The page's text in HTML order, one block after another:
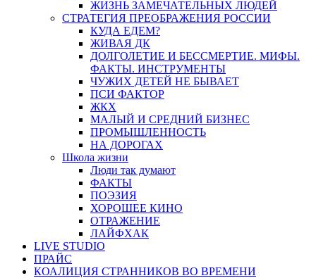
ЖИЗНЬ ЗАМЕЧАТЕЛЬНЫХ ЛЮДЕЙ
СТРАТЕГИЯ ПРЕОБРАЖЕНИЯ РОССИИ
КУДА ЕДЕМ?
ЖИВАЯ ДК
ДОЛГОЛЕТИЕ И БЕССМЕРТИЕ. МИФЫ.
ФАКТЫ. ИНСТРУМЕНТЫ
ЧУЖИХ ДЕТЕЙ НЕ БЫВАЕТ
ПСИ ФАКТОР
ЖКХ
МАЛЫЙ И СРЕДНИЙ БИЗНЕС
ПРОМЫШЛЕННОСТЬ
НА ДОРОГАХ
Школа жизни
Люди так думают
ФАКТЫ
ПОЭЗИЯ
ХОРОШЕЕ КИНО
ОТРАЖЕНИЕ
ЛАЙФХАК
LIVE STUDIO
ПРАЙС
КОАЛИЦИЯ СТРАННИКОВ ВО ВРЕМЕНИ